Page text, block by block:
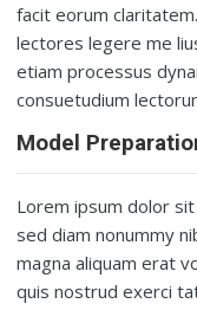
facit eorum
lectores legere me
etiam processus
consuetudium
Model
Lorem ipsum dolor
sed diam nonummy
magna aliquam erat
quis nostrud exerci